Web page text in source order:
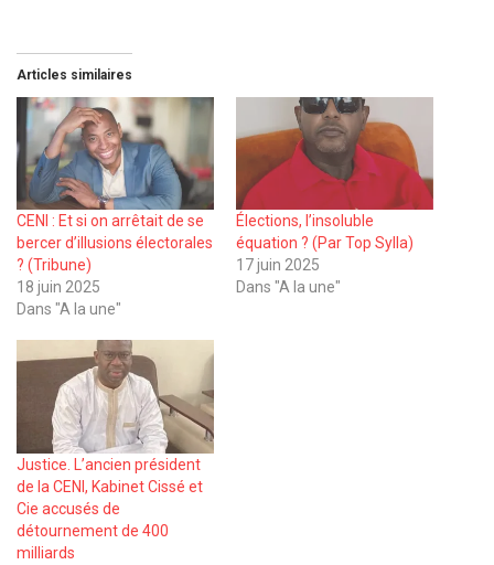
Articles similaires
CENI : Et si on arrêtait de se
bercer d’illusions électorales
? (Tribune)
18 juin 2025
Dans "A la une"
Élections, l’insoluble
équation ? (Par Top Sylla)
17 juin 2025
Dans "A la une"
Justice. L’ancien président
de la CENI, Kabinet Cissé et
Cie accusés de
détournement de 400
milliards